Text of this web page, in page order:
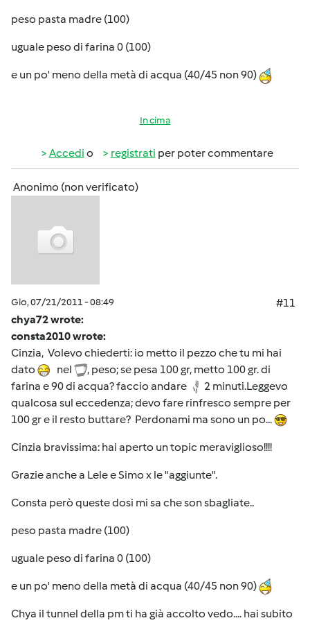
peso pasta madre (100)
uguale peso di farina 0 (100)
e un po' meno della metà di acqua (40/45 non 90)
In cima
Accedi o registrati per poter commentare
Anonimo (non verificato)
Gio, 07/21/2011 - 08:49
#11
chya72 wrote:
consta2010 wrote:
Cinzia, Volevo chiederti: io metto il pezzo che tu mi hai
dato
nel
, peso; se pesa 100 gr, metto 100 gr. di
farina e 90 di acqua? faccio andare
2 minuti.Leggevo
qualcosa sul eccedenza; devo fare rinfresco sempre per
100 gr e il resto buttare? Perdonami ma sono un po...
Cinzia bravissima: hai aperto un topic meraviglioso!!!!
Grazie anche a Lele e Simo x le "aggiunte".
Consta però queste dosi mi sa che son sbagliate..
peso pasta madre (100)
uguale peso di farina 0 (100)
e un po' meno della metà di acqua (40/45 non 90)
Chya il tunnel della pm ti ha già accolto vedo.... hai subito